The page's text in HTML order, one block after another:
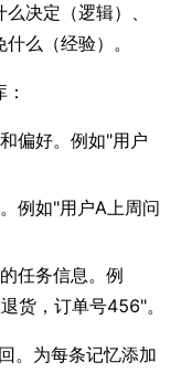
决定（逻辑）、
么（经验）。
偏好。例如"用户
例如"用户A上周问
任务信息。例
货，订单号456"。
。为每条记忆添加